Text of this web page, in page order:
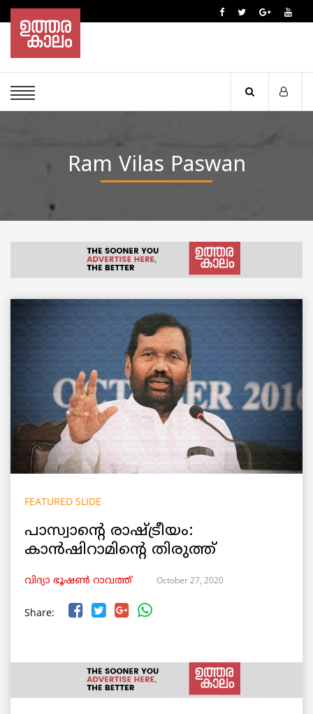
Ram Vilas Paswan
FEATURED SLIDE
പാസ്വാന്റെ രാഷ്ട്രീയം:
കാൻഷിറാമിന്റെ തിരുത്ത്
വിദ്യാ ഭൂഷൺ റാവത്ത് October 27, 2020
Share: